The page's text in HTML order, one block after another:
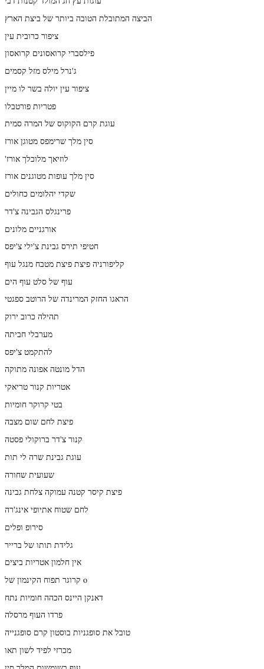
הביצה המתובלת הטובה ביותר של ביצת הארץ
ציפור כרובית עין
פילסברי קרואסונים קרואסון
ג'נרל מילס מזל קסמים
ציפור עין יולה בשר לו מיין
פטריות פורטבלו
עוגת קרם הקוקוס של המרה סמית
סין מלך שרימפס מטוגן אורז
'לוזיאך מלוכלך אורז
סין מלך עופות מטוגנים אורז
שקדי יהלומים כחולים
פרינגלס הגבינה צ'דר
אורגניים מלונים
חטיפי תירס גבינת צ'ילי צ'יפס
קליפורניה פיצת פיצת מטבח מנגל עוף
עוף של סלט עוף הים
הראגו החזק המרינדה של הרוטב ספגטי
תהילה כרוב ירוק
מערבלי חביתה
להתקמט צ'יפס
הדל מונטה אפונה מתוקה
אטריות קנור טריאקי
בטי קרוקר חומיות
פיצת לחם שום מצבה
קנור צ'דר ברוקולי פסטה
עוגת גבינת שרה לי תות
שעועית שחורה
פיצת קיסר קטנה עמוקה צלחת גבינה
לחם שטוח אתיופי אינג'רה
סירופ ופלים
גלידת תותו של ברייר
אין חלמון אטריות ביצים
קרוגר תפוח הקינמון של o
דאנקן היינס הכהה חומיות נתח
פרדו העוף מרסלה
טובל את סופגניות בוסטון קרם סופגנייה
מכרזי לפיד לשון תאו